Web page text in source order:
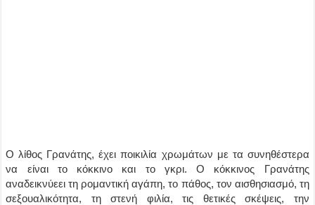
Ο λίθος Γρανάτης, έχει ποικιλία χρωμάτων με τα συνηθέστερα
να είναι το κόκκινο και το γκρι. Ο κόκκινος Γρανάτης
αναδεικνύεει τη ρομαντική αγάπη, το πάθος, τον αισθησιασμό, τη
σεξουαλικότητα, τη στενή φιλία, τις θετικές σκέψεις, την